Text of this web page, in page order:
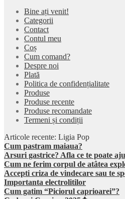
Bine ați venit!
Categorii
Contact
Contul meu
Coș
Cum comand?
Despre noi
Plată
Politica de confidențialitate
Produse
Produse recente
Produse recomandate
Termeni și condiții
Articole recente: Ligia Pop
Cum pastram maiaua?
Arsuri gastrice? Afla ce te poate
Cum ne ferim corpul de atâtea
Accepti criza de vindecare sau te
Importanta electrolitilor
Cum gatim “Piciorul caprioarei”?